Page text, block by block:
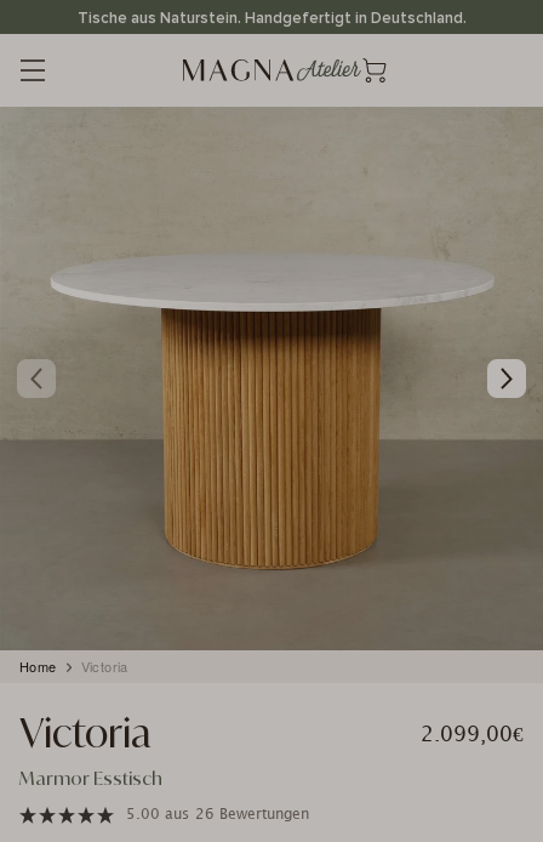
zum
Inhalt
Tische aus Naturstein. Handgefertigt in Deutschland.
Home Victoria
Victoria
Marmor Esstisch
2.099,00€
5.00 aus 26 Bewertungen
Produkt
Warenkorb
hinzugefügt